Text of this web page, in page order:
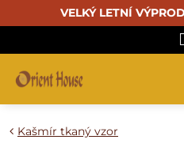
VELKÝ LETNÍ
Kašmír tkaný vzor